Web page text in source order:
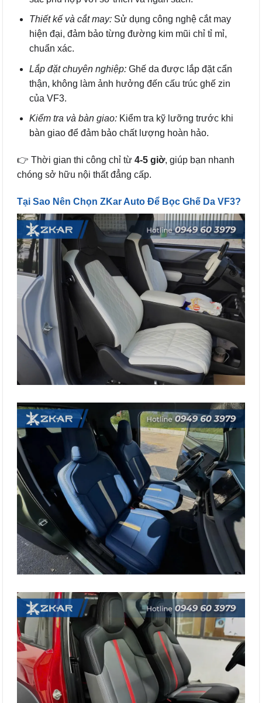
Thiết kế và cắt may:Sử dụng công nghệ cắt may
hiện đại, đảm bảo từng đường kim mũi chỉ tỉ mỉ,
chuẩn xác.
Lắp đặt chuyên nghiệp:Ghế da được lắp đặt cẩn
thận, không làm ảnh hưởng đến cấu trúc ghế zin
của VF3.
Kiểm tra và bàn giao:Kiểm tra kỹ lưỡng trước khi
bàn giao để đảm bảo chất lượng hoàn hảo.
👉 Thời gian thi công chỉ từ 4-5 giờ, giúp bạn nhanh
chóng sở hữu nội thất đẳng cấp.
Tại Sao Nên Chọn ZKar Auto Để Bọc Ghế Da VF3?